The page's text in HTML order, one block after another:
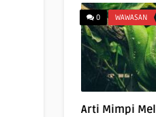
0 WAWASAN
Arti Mimpi